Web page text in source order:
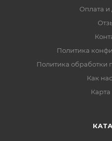
Оплата и
Политика
Политика обработки
Как
Карта